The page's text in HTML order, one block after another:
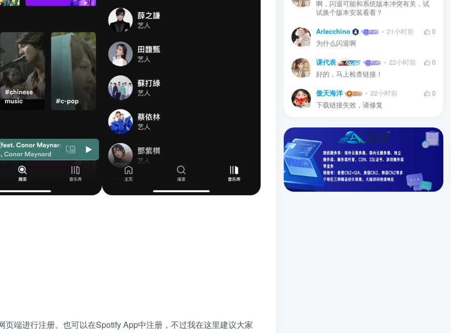
端进行注册。也可以在Spotify App中注册，不过我在这里建议大家
啊，闪退可能和系统版本冲突有关，试
试换个版本安装看看？
Arlecchino 21小时前
0
为什么闪退啊
课代表 22小时前
0
好的，马上检查链接！
傲天海洋 22小时前
0
下载链接失效，请修复